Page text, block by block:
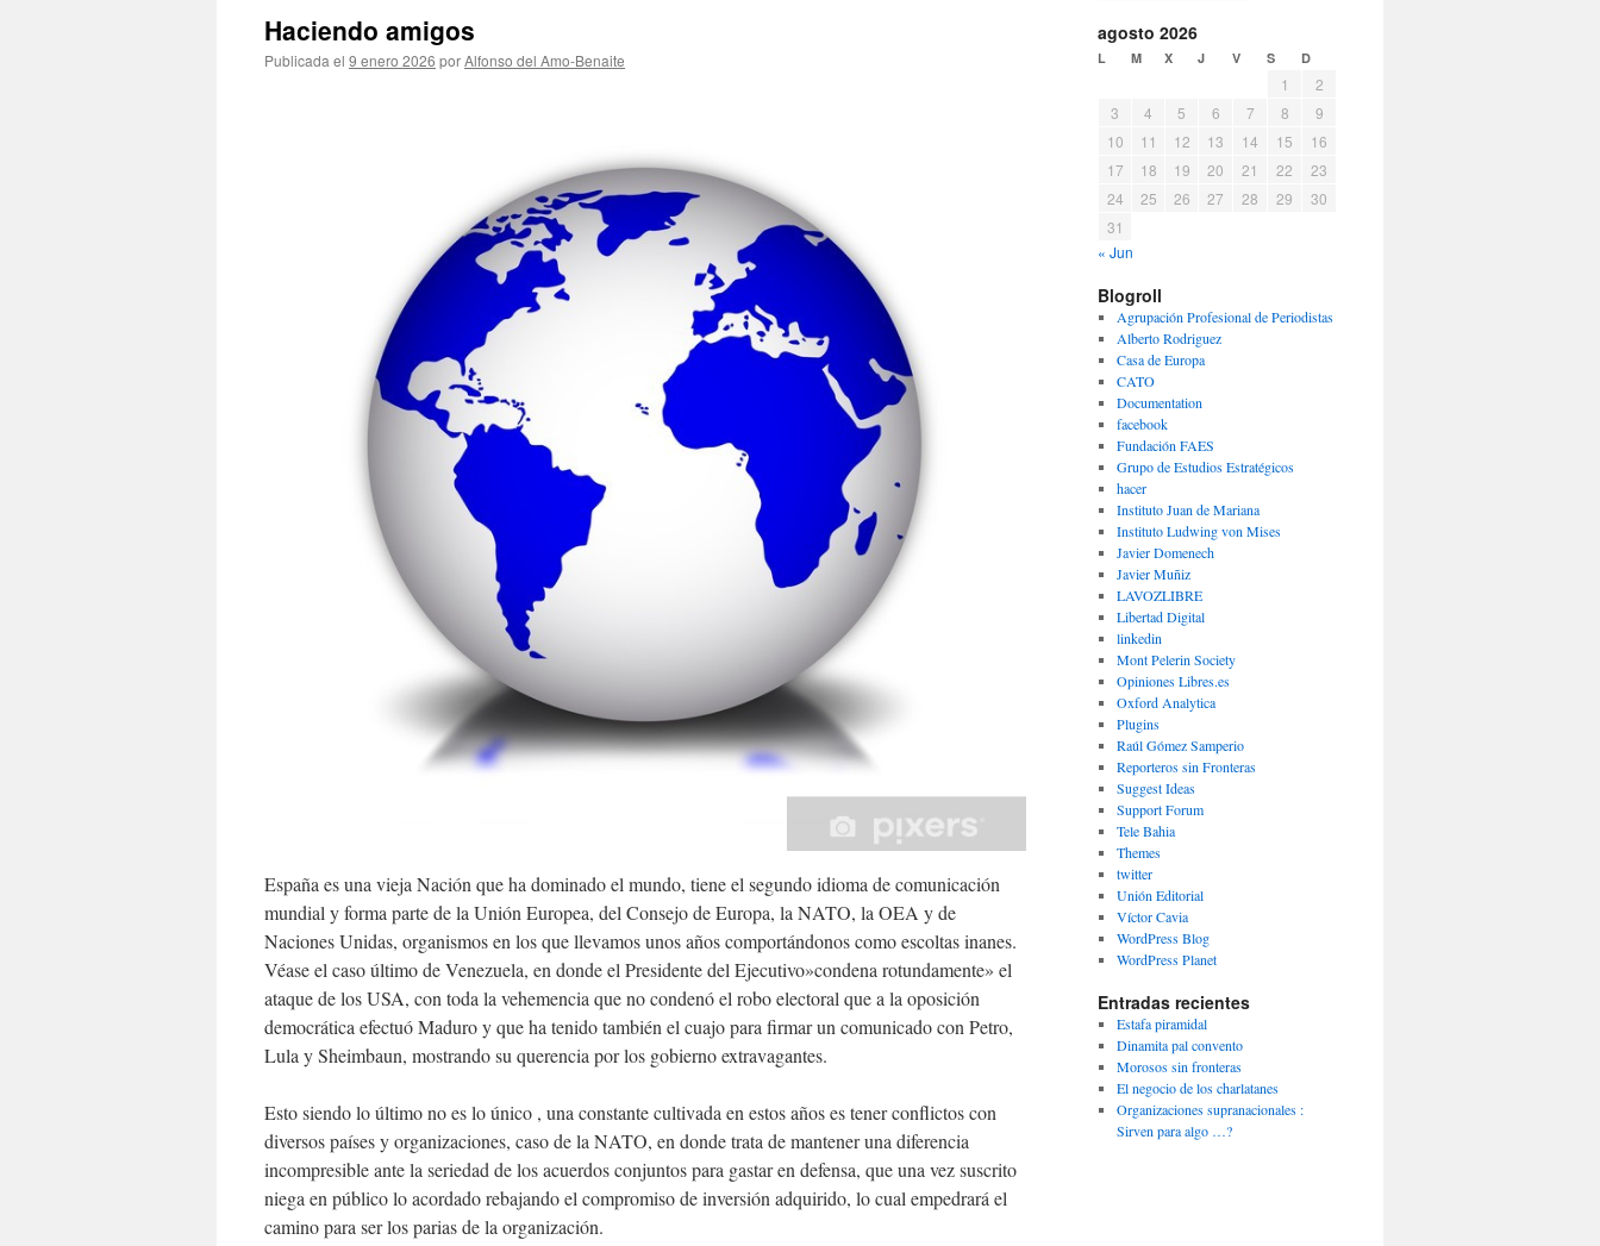
Haciendo amigos
Publicada el 9 enero 2026 porAlfonso del Amo-Benaite
España es una vieja Nación que ha dominado el mundo, tiene el segundo idioma de comunicación
mundial y forma parte de la Unión Europea, del Consejo de Europa, la NATO, la OEA y de
Naciones Unidas, organismos en los que llevamos unos años comportándonos como escoltas inanes.
Véase el caso último de Venezuela, en donde el Presidente del Ejecutivo»condena rotundamente» el
ataque de los USA, con toda la vehemencia que no condenó el robo electoral que a la oposición
democrática efectuó Maduro y que ha tenido también el cuajo para firmar un comunicado con Petro,
Lula y Sheimbaun, mostrando su querencia por los gobierno extravagantes.
Esto siendo lo último no es lo único , una constante cultivada en estos años es tener conflictos con
diversos países y organizaciones, caso de la NATO, en donde trata de mantener una diferencia
incompresible ante la seriedad de los acuerdos conjuntos para gastar en defensa, que una vez suscrito
niega en público lo acordado rebajando el compromiso de inversión adquirido, lo cual empedrará el
camino para ser los parias de la organización.
agosto 2026
L M X J V S D
1
2
3
4 5 6 7 8
9
10
11 12 13 14 15
16
17
18 19 20 21 22
23
24
25 26 27 28 29
30
31
« Jun
Blogroll
Agrupación Profesional de Periodistas
Alberto Rodriguez
Casa de Europa
CATO
Documentation
facebook
Fundación FAES
Grupo de Estudios Estratégicos
hacer
Instituto Juan de Mariana
Instituto Ludwing von Mises
Javier Domenech
Javier Muñiz
LAVOZLIBRE
Libertad Digital
linkedin
Mont Pelerin Society
Opiniones Libres.es
Oxford Analytica
Plugins
Raúl Gómez Samperio
Reporteros sin Fronteras
Suggest Ideas
Support Forum
Tele Bahia
Themes
twitter
Unión Editorial
Víctor Cavia
WordPress Blog
WordPress Planet
Entradas recientes
Estafa piramidal
Dinamita pal convento
Morosos sin fronteras
El negocio de los charlatanes
Organizaciones supranacionales :
Sirven para algo …?